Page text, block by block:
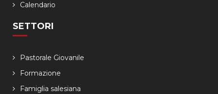
Calendario
SETTORI
Pastorale Giovanile
Formazione
Famiglia salesiana